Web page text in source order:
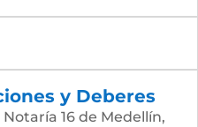
y Deberes
16 de Medellín,